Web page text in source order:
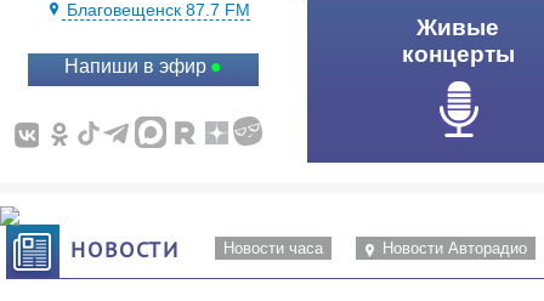
Благовещенск 87.7 FM
Напиши в эфир
Живые
концерты
НОВОСТИ Новости часа Новости Авторадио